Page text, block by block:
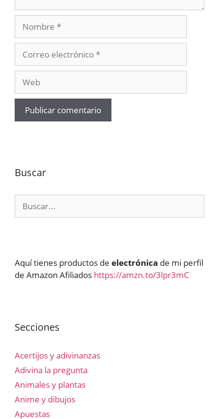
Nombre
electrónico
Buscar
Aquí tienes productos de electrónica de mi perfil
de Amazon Afiliados https://amzn.to/3lpr3mC
Secciones
Acertijos y adivinanzas
Adivina la pregunta
Animales y plantas
Anime y dibujos
Apuestas